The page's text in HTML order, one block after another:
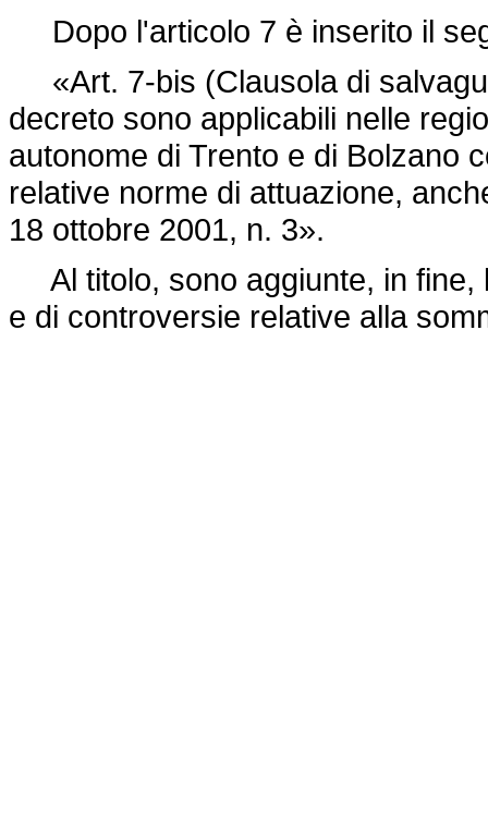
Dopo l'articolo 7 è inserito il
«Art. 7-bis (Clausola di
decreto sono applicabili nelle
autonome di Trento e di Bolzano
relative norme di attuazione,
18 ottobre 2001, n. 3».
Al titolo, sono aggiunte, in fine,
e di controversie relative alla